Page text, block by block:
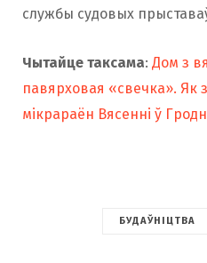
службы судовых
Чытайце таксама: Дом з
павярховая «свечка». Як
мікрараён Вясенні ў
БУДАЎНІЦТВА